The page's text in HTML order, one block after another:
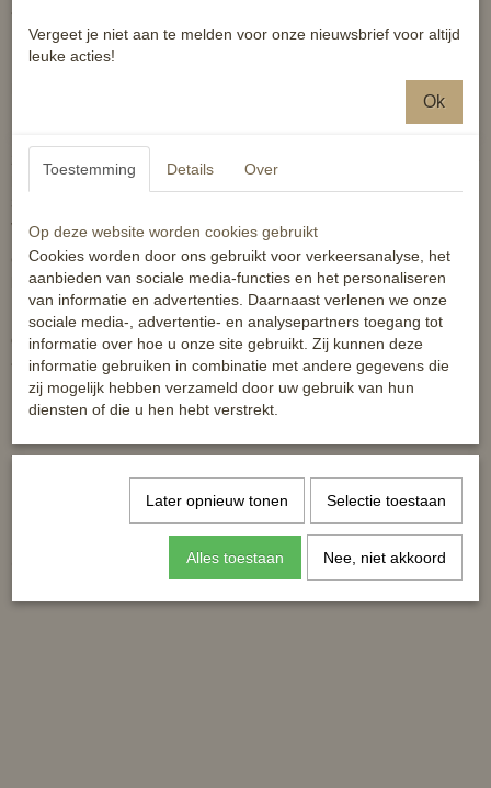
Daarnaast heeft het zich ook bewezen tegen White Line Disease.
Bestanddelen: Hydrocyaniet, Heptahydraat en Methyl-p-
voordelig preventief gebruik)
Geadviseerd wordt bij lage temperaturen de pot op
kamertemperatuur te bewaren vanwege de betere smeerbaarheid.
Micro Blue kan tevens veilig ter preventie gebruikt worden bij
gevoeligheid voor deze hoefproblemen. Advies is om 1x per week
aan te brengen op de straal en straalgroeven.
Reacties
Vergeet je niet aan te melden voor onze nieuwsbrief voor altijd
leuke acties!
Ok
Toestemming Details Over
Op deze website worden cookies gebruikt
Cookies worden door ons gebruikt voor verkeersanalyse, het
aanbieden van sociale media-functies en het personaliseren
van informatie en advertenties. Daarnaast verlenen we onze
sociale media-, advertentie- en analysepartners toegang tot
informatie over hoe u onze site gebruikt. Zij kunnen deze
informatie gebruiken in combinatie met andere gegevens die
zij mogelijk hebben verzameld door uw gebruik van hun
diensten of die u hen hebt verstrekt.
Later opnieuw tonen Selectie toestaan
Alles toestaan Nee, niet akkoord